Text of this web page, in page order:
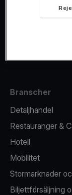
Fiskalisering
Branscher
Detaljhandel
Restauranger &
Hotell
Mobilitet
Stormarknader
Biljettförsäljning